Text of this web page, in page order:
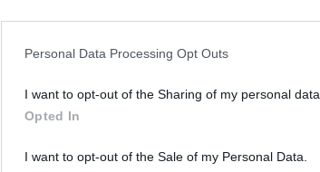
Personal Data Processing Opt Outs
I want to opt-out of the Sharing of my personal data.
Opted In
I want to opt-out of the Sale of my Personal Data.